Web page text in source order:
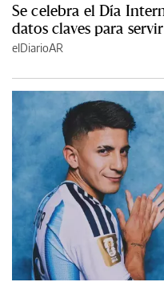
Se celebra el Día
datos claves para
elDiarioAR